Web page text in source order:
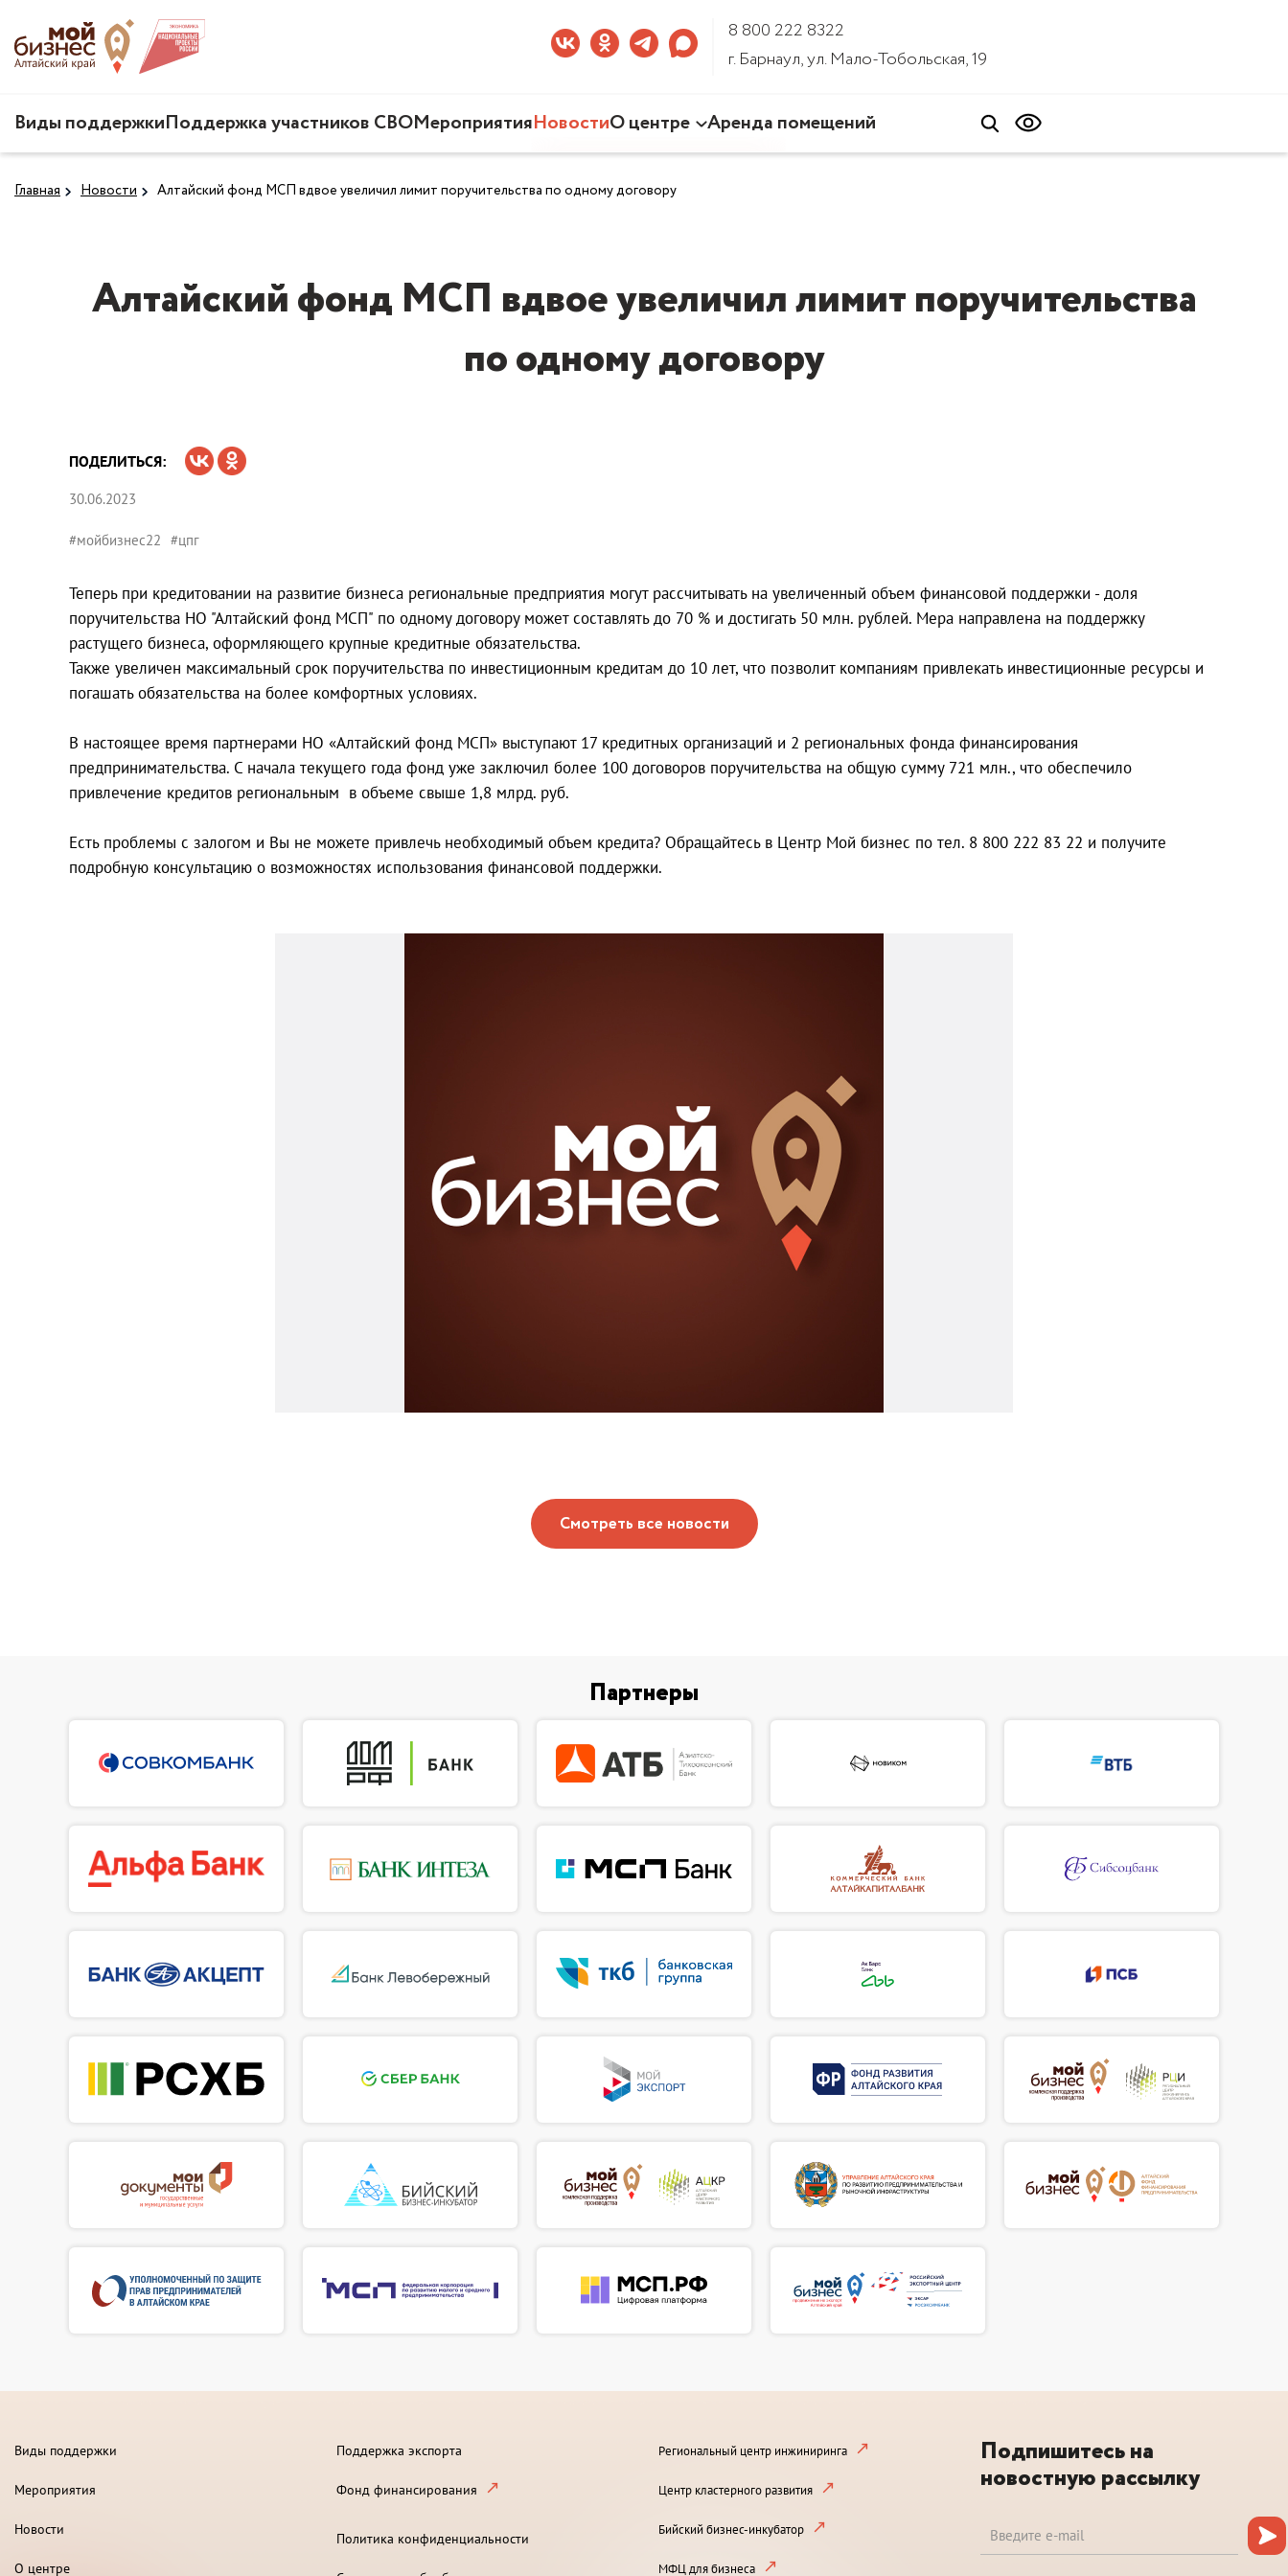
8 800 222 8322
г. Барнаул, ул. Мало-Тобольская, 19
Виды поддержкиПоддержка участников СВОМероприятияНовостиО центре
Команда Центра
Аренда помещений
Главная Новости Алтайский фонд МСП вдвое увеличил лимит поручительства по одному договору
Алтайский фонд МСП вдвое увеличил лимит поручительства
по одному договору
ПОДЕЛИТЬСЯ:
30.06.2023
#мойбизнес22 #цпг
Теперь при кредитовании на развитие бизнеса региональные предприятия могут рассчитывать на увеличенный объем финансовой поддержки - доля
поручительства НО "Алтайский фонд МСП" по одному договору может составлять до 70 % и достигать 50 млн. рублей. Мера направлена на поддержку
растущего бизнеса, оформляющего крупные кредитные обязательства.
Также увеличен максимальный срок поручительства по инвестиционным кредитам до 10 лет, что позволит компаниям привлекать инвестиционные ресурсы и
погашать обязательства на более комфортных условиях.
В настоящее время партнерами НО «Алтайский фонд МСП» выступают 17 кредитных организаций и 2 региональных фонда финансирования
предпринимательства. С начала текущего года фонд уже заключил более 100 договоров поручительства на общую сумму 721 млн., что обеспечило
привлечение кредитов региональным в объеме свыше 1,8 млрд. руб.
Есть проблемы с залогом и Вы не можете привлечь необходимый объем кредита? Обращайтесь в Центр Мой бизнес по тел. 8 800 222 83 22 и получите
подробную консультацию о возможностях использования финансовой поддержки.
Смотреть все новости
Партнеры
Виды поддержки
Мероприятия
Новости
О центре
Поддержка экспорта
Фонд финансирования
Политика конфиденциальности
Региональный центр инжиниринга
Центр кластерного развития
Бийский бизнес-инкубатор
МФЦ для бизнеса
Подпишитесь на
новостную рассылку